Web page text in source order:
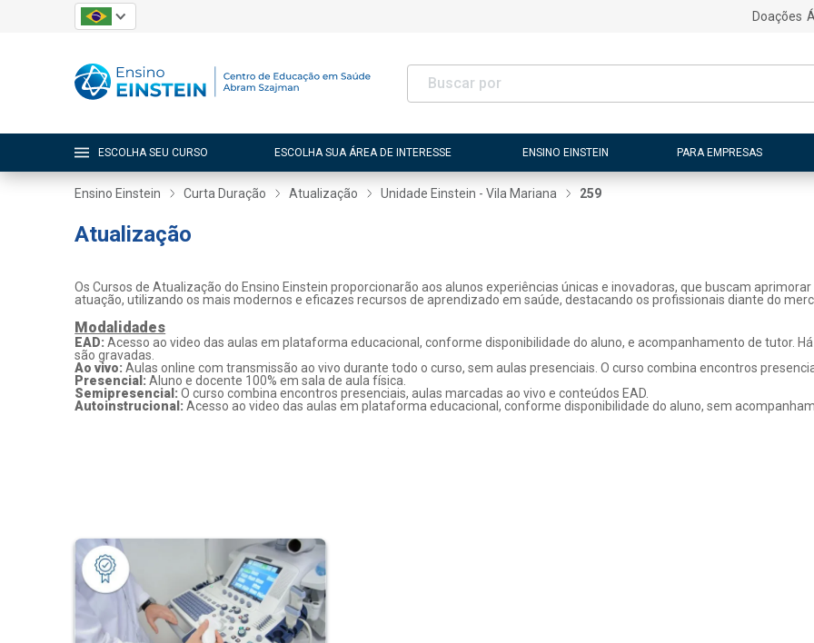
Doações
ESCOLHA SEU CURSO ESCOLHA SUA ÁREA DE INTERESSE ENSINO EINSTEIN PARA EMPRESAS
Ensino Einstein Curta Duração Atualização Unidade Einstein - Vila Mariana 259
Atualização
Os Cursos de Atualização do Ensino Einstein proporcionarão aos alunos experiências únicas e inovadoras, que buscam
atuação, utilizando os mais modernos e eficazes recursos de aprendizado em saúde, destacando os profissionais diante do
Modalidades
EAD:Acesso ao video das aulas em plataforma educacional, conforme disponibilidade do aluno, e acompanhamento de tutor.
são gravadas.
Ao vivo: Aulas online com transmissão ao vivo durante todo o curso, sem aulas presenciais. O curso combina encontros
Presencial:Aluno e docente 100% em sala de aula física.
Semipresencial:O curso combina encontros presenciais, aulas marcadas ao vivo e conteúdos EAD.
Autoinstrucional:Acesso ao video das aulas em plataforma educacional, conforme disponibilidade do aluno, sem